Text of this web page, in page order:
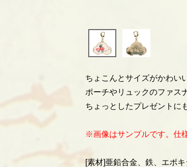
ちょこんとサイズがかわい
ポーチやリュックのファス
ちょっとしたプレゼントに
※画像はサンプルです。仕
[素材]亜鉛合金、鉄、エポ